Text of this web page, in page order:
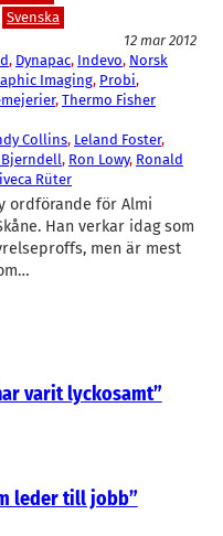
varit lyckosamt”
leder till jobb”
Svenska
12 mar 2012
, Dynapac, Indevo, Norsk
Imaging, Probi
, Thermo Fisher
Collins, Leland Foster
Bjerndell, Ron Lowy, Ronald
Rüter
ordförande för Almi
Han verkar idag som
men är mest